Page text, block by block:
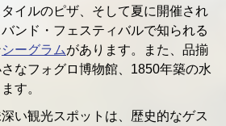
イルのピザ、そして夏に開催され
ンド・フェスティバルで知られる
シーグラムがあります。また、品揃
なフォグロ博物館、1850年築の水
す。
い観光スポットは、歴史的なゲス